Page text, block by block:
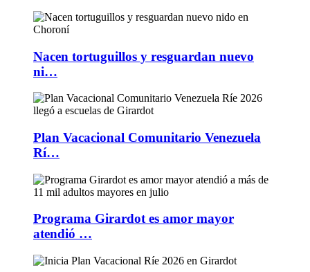
Nacen tortuguillos y resguardan nuevo
ni…
Plan Vacacional Comunitario Venezuela
Rí…
Programa Girardot es amor mayor
atendió …